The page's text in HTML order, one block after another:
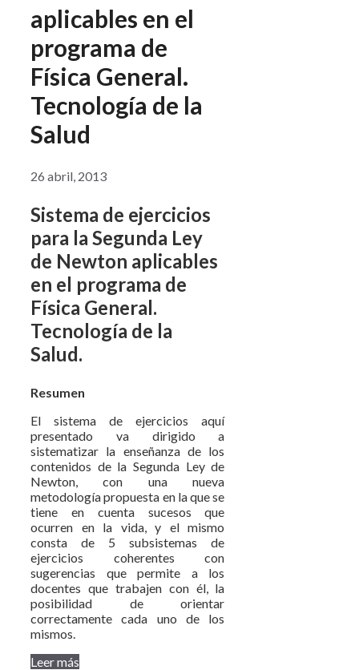
aplicables en el
programa de
Física General.
Tecnología de la
Salud
26 abril, 2013
Sistema de ejercicios
para la Segunda Ley
de Newton aplicables
en el programa de
Física General.
Tecnología de la
Salud.
Resumen
El sistema de ejercicios aquí
presentado va dirigido a
sistematizar la enseñanza de los
contenidos de la Segunda Ley de
Newton, con una nueva
metodología propuesta en la que se
tiene en cuenta sucesos que
ocurren en la vida, y el mismo
consta de 5 subsistemas de
ejercicios coherentes con
sugerencias que permite a los
docentes que trabajen con él, la
posibilidad de orientar
correctamente cada uno de los
mismos.
Leer más